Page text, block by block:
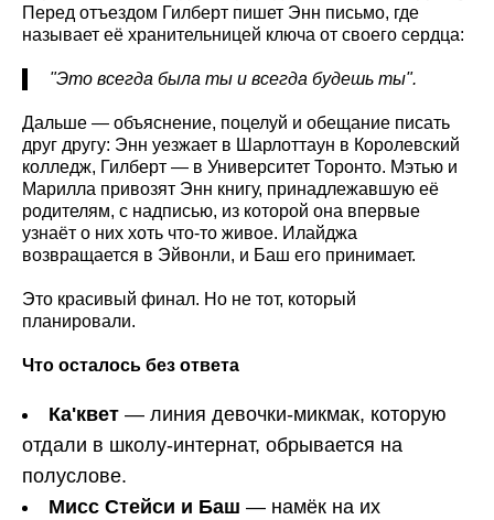
Перед отъездом Гилберт пишет Энн письмо, где
называет её хранительницей ключа от своего сердца:
"Это всегда была ты и всегда будешь ты".
Дальше — объяснение, поцелуй и обещание писать
друг другу: Энн уезжает в Шарлоттаун в Королевский
колледж, Гилберт — в Университет Торонто. Мэтью и
Марилла привозят Энн книгу, принадлежавшую её
родителям, с надписью, из которой она впервые
узнаёт о них хоть что-то живое. Илайджа
возвращается в Эйвонли, и Баш его принимает.
Это красивый финал. Но не тот, который
планировали.
Что осталось без ответа
Ка'квет — линия девочки-микмак, которую
отдали в школу-интернат, обрывается на
полуслове.
Мисс Стейси и Баш — намёк на их